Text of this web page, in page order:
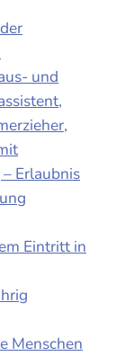
und
Erlaubnis
Eintritt in
Menschen